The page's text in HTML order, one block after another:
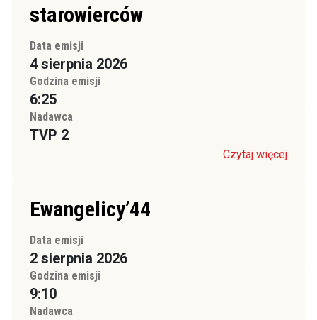
starowierców
Data emisji
4 sierpnia 2026
Godzina emisji
6:25
Nadawca
TVP 2
Czytaj więcej
Ewangelicy’44
Data emisji
2 sierpnia 2026
Godzina emisji
9:10
Nadawca